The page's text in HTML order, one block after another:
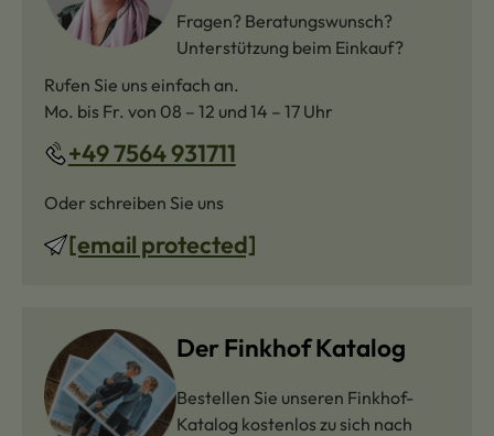
Fragen? Beratungswunsch?
Unterstützung beim Einkauf?
Rufen Sie uns einfach an.
Mo. bis Fr. von 08 – 12 und 14 – 17 Uhr
+49 7564 931711
Oder schreiben Sie uns
[email protected]
Der Finkhof Katalog
Bestellen Sie unseren Finkhof-
Katalog kostenlos zu sich nach